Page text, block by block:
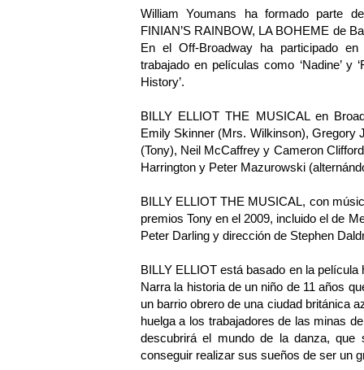
William Youmans ha formado parte
FINIAN’S RAINBOW, LA BOHEME de
En el Off-Broadway ha participado
trabajado en películas como ‘Nadine’ y
History’.
BILLY ELLIOT THE MUSICAL en
Emily Skinner (Mrs. Wilkinson), Gregory
(Tony), Neil McCaffrey y Cameron
Harrington y Peter Mazurowski
BILLY ELLIOT THE MUSICAL, con
premios Tony en el 2009, incluido el de
Peter Darling y dirección de Stephen
BILLY ELLIOT está basado en la
Narra la historia de un niño de 11 años
un barrio obrero de una ciudad británica
huelga a los trabajadores de las minas
descubrirá el mundo de la danza,
conseguir realizar sus sueños de ser un